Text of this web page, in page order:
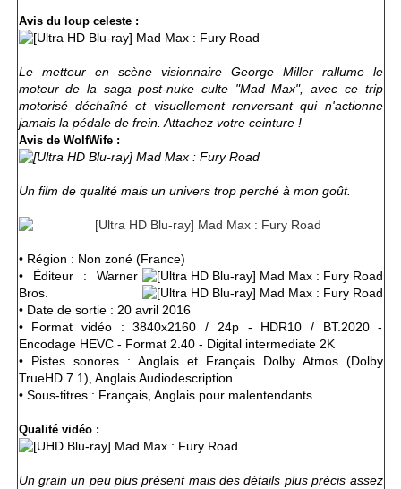
Avis du loup celeste :
Le metteur en scène visionnaire George Miller rallume le
moteur de la saga post-nuke culte "Mad Max", avec ce trip
motorisé déchaîné et visuellement renversant qui n'actionne
jamais la pédale de frein. Attachez votre ceinture !
Avis de WolfWife :
Un film de qualité mais un univers trop perché à mon goût.
• Région : Non zoné (France)
• Éditeur : Warner
Bros.
• Date de sortie : 20 avril 2016
• Format vidéo : 3840x2160 / 24p - HDR10 / BT.2020 -
Encodage HEVC - Format 2.40 - Digital intermediate 2K
• Pistes sonores : Anglais et Français Dolby Atmos (Dolby
TrueHD 7.1), Anglais Audiodescription
• Sous-titres : Français, Anglais pour malentendants
Qualité vidéo :
Un grain un peu plus présent mais des détails plus précis assez